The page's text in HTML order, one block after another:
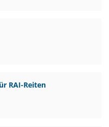
RAI-Reiten